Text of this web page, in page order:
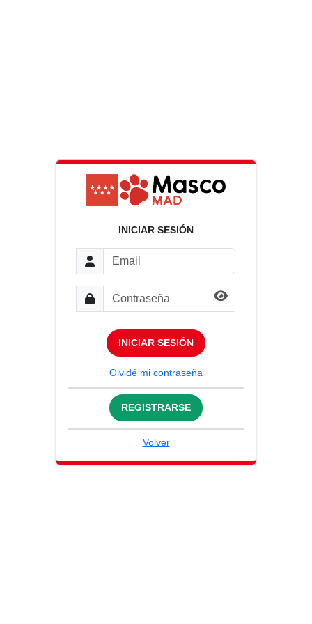
INICIAR SESIÓN
INICIAR SESIÓN
Olvidé mi contraseña
REGISTRARSE
Volver